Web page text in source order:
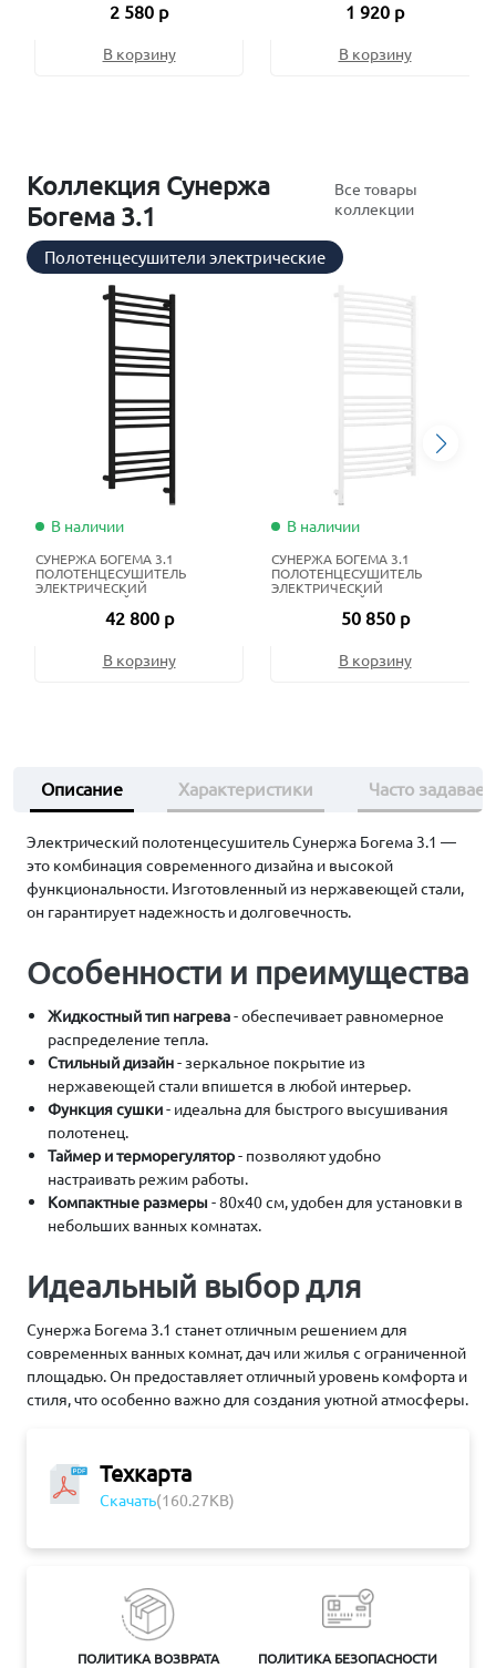
2 580 р
В корзину
1 920 р
В корзину
Коллекция Сунержа
Богема 3.1
Все товары
коллекции
Полотенцесушители электрические
В наличии
СУНЕРЖА БОГЕМА 3.1
ПОЛОТЕНЦЕСУШИТЕЛЬ
ЭЛЕКТРИЧЕСКИЙ
ЖИДКОСТНЫЙ 100Х40 СМ
МАТОВЫЙ ЧЁРНЫЙ
42 800 р
В корзину
В наличии
СУНЕРЖА БОГЕМА 3.1
ПОЛОТЕНЦЕСУШИТЕЛЬ
ЭЛЕКТРИЧЕСКИЙ
ЖИДКОСТНЫЙ 120Х60 СМ
МАТОВЫЙ БЕЛЫЙ
50 850 р
В корзину
Описание Характеристики Часто
Техкарта
Скачать(160.27KB)
ПОЛИТИКА ВОЗВРАТА ПОЛИТИКА БЕЗОПАСНОСТИ
Электрический полотенцесушитель Сунержа Богема 3.1 —
это комбинация современного дизайна и высокой
функциональности. Изготовленный из нержавеющей стали,
он гарантирует надежность и долговечность.
Особенности и преимущества
Жидкостный тип нагрева- обеспечивает равномерное
распределение тепла.
Стильный дизайн- зеркальное покрытие из
нержавеющей стали впишется в любой интерьер.
Функция сушки- идеальна для быстрого высушивания
полотенец.
Таймер и терморегулятор- позволяют удобно
настраивать режим работы.
Компактные размеры - 80х40 см, удобен для установки в
небольших ванных комнатах.
Идеальный выбор для
Сунержа Богема 3.1 станет отличным решением для
современных ванных комнат, дач или жилья с ограниченной
площадью. Он предоставляет отличный уровень комфорта и
стиля, что особенно важно для создания уютной атмосферы.